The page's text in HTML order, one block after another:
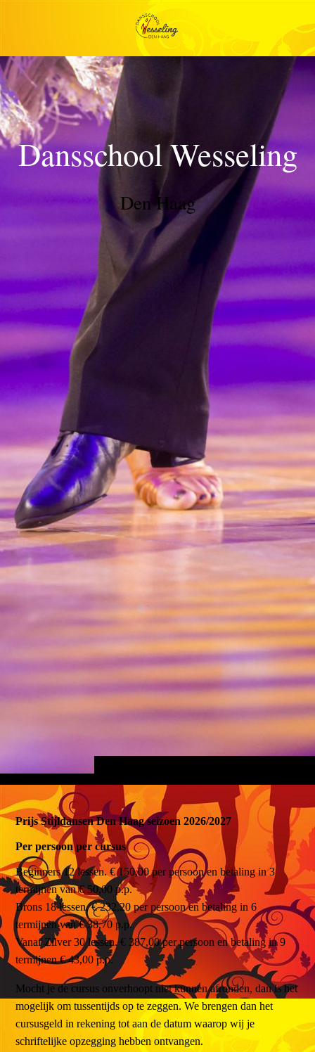
Dansschool Wesseling
Den Haag
Prijs Stijldansen Den Haag seizoen 2026/2027
Per persoon per cursus
Beginners 12 lessen. € 150,00 per persoon en betaling in 3
termijnen van € 50,00 p.p.
Brons 18 lessen. € 232,20 per persoon en betaling in 6
termijnen van € 38,70 p.p.
Vanaf Zilver 30 lessen. € 387,00 per persoon en betaling in 9
termijnen € 43,00 p.p.
Mocht je de cursus onverhoopt niet kunnen afronden, dan is het
mogelijk om tussentijds op te zeggen. We brengen dan het
cursusgeld in rekening tot aan de datum waarop wij je
schriftelijke opzegging hebben ontvangen.